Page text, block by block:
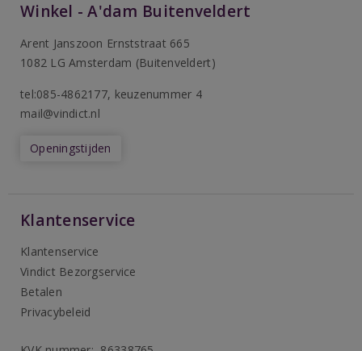
Winkel - A'dam Buitenveldert
Arent Janszoon Ernststraat 665
1082 LG Amsterdam (Buitenveldert)
tel:085-4862177, keuzenummer 4
mail@vindict.nl
Openingstijden
Klantenservice
Klantenservice
Vindict Bezorgservice
Betalen
Privacybeleid